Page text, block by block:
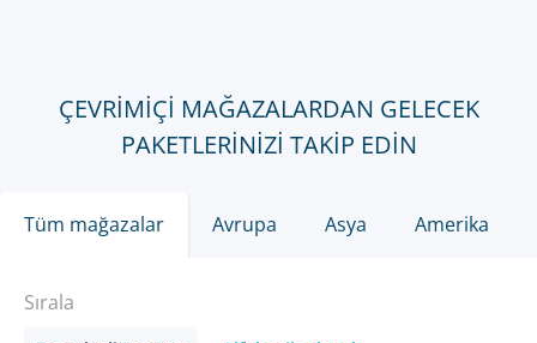
ÇEVRIMIÇI MAĞAZALARDAN GELECEK
PAKETLERINIZI TAKIP EDIN
Tüm mağazalar Avrupa Asya Amerika
Sırala